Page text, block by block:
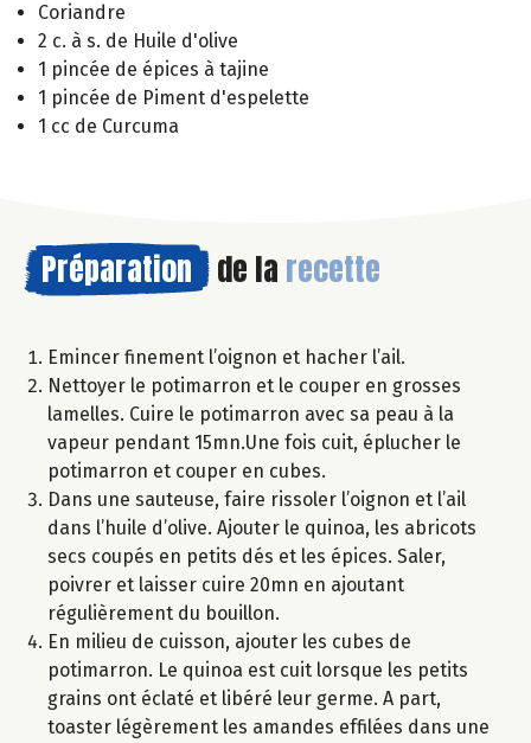
Coriandre
2 c. à s. de Huile d'olive
1 pincée de épices à tajine
1 pincée de Piment d'espelette
1 cc de Curcuma
Préparation de la recette
Emincer finement l’oignon et hacher l’ail.
Nettoyer le potimarron et le couper en grosses
lamelles. Cuire le potimarron avec sa peau à la
vapeur pendant 15mn.Une fois cuit, éplucher le
potimarron et couper en cubes.
Dans une sauteuse, faire rissoler l’oignon et l’ail
dans l’huile d’olive. Ajouter le quinoa, les abricots
secs coupés en petits dés et les épices. Saler,
poivrer et laisser cuire 20mn en ajoutant
régulièrement du bouillon.
En milieu de cuisson, ajouter les cubes de
potimarron. Le quinoa est cuit lorsque les petits
grains ont éclaté et libéré leur germe. A part,
toaster légèrement les amandes effilées dans une